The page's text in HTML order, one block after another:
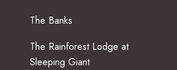
The Banks
The Rainforest Lodge at
Sleeping Giant